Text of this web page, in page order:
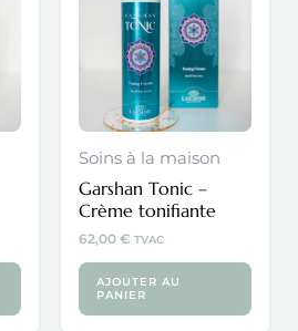
Soins à la maison
Garshan Tonic –
Crème tonifiante
62,00 € TVAC
AJOUTER AU
PANIER